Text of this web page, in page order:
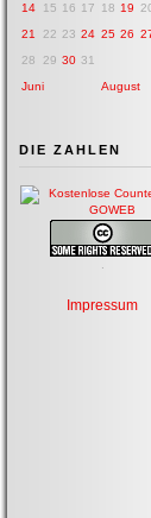
14 15 16 17 18 19
21
22 23 24 25 26
28
29 30 31
Juni
August
DIE ZAHLEN
Impressum